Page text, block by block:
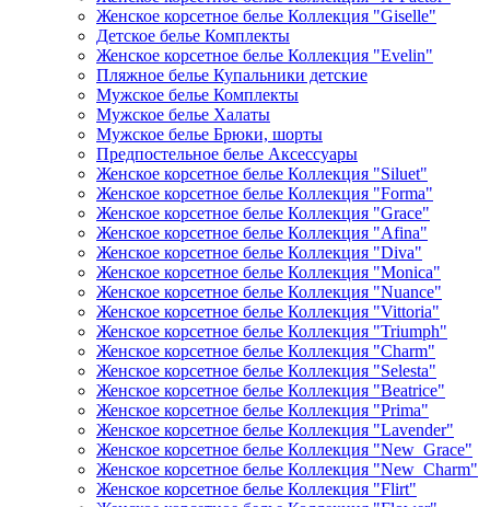
Женское корсетное белье Коллекция "Giselle"
Детское белье Комплекты
Женское корсетное белье Коллекция "Evelin"
Пляжное белье Купальники детские
Мужское белье Комплекты
Мужское белье Халаты
Мужское белье Брюки, шорты
Предпостельное белье Аксессуары
Женское корсетное белье Коллекция "Siluet"
Женское корсетное белье Коллекция "Forma"
Женское корсетное белье Коллекция "Grace"
Женское корсетное белье Коллекция "Afina"
Женское корсетное белье Коллекция "Diva"
Женское корсетное белье Коллекция "Monica"
Женское корсетное белье Коллекция "Nuance"
Женское корсетное белье Коллекция "Vittoria"
Женское корсетное белье Коллекция "Triumph"
Женское корсетное белье Коллекция "Charm"
Женское корсетное белье Коллекция "Selesta"
Женское корсетное белье Коллекция "Beatrice"
Женское корсетное белье Коллекция "Prima"
Женское корсетное белье Коллекция "Lavender"
Женское корсетное белье Коллекция "New_Grace"
Женское корсетное белье Коллекция "New_Charm"
Женское корсетное белье Коллекция "Flirt"